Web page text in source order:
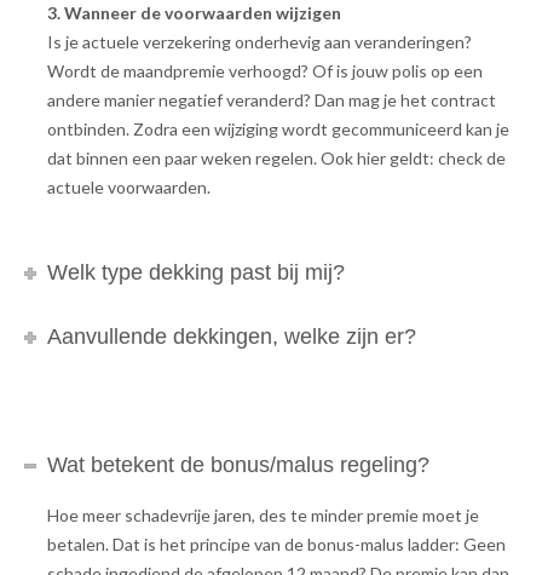
3. Wanneer de voorwaarden wijzigen
Is je actuele verzekering onderhevig aan veranderingen?
Wordt de maandpremie verhoogd? Of is jouw polis op een
andere manier negatief veranderd? Dan mag je het contract
ontbinden. Zodra een wijziging wordt gecommuniceerd kan je
dat binnen een paar weken regelen. Ook hier geldt: check de
actuele voorwaarden.
Welk type dekking past bij mij?
Aanvullende dekkingen, welke zijn er?
Wat betekent de bonus/malus regeling?
Hoe meer schadevrije jaren, des te minder premie moet je
betalen. Dat is het principe van de bonus-malus ladder: Geen